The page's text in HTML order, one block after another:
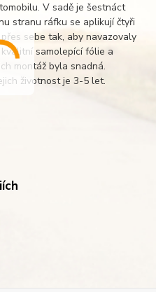
V sadě je šestnáct
stranu ráfku se aplikují čtyři
sebe tak, aby navazovaly
samolepící fólie a
montáž byla snadná.
životnost je 3-5 let.